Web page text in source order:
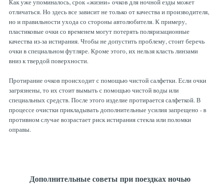
Как уже упоминалось, срок «жизни» очков для ночной езды может
отличаться. Но здесь все зависит не только от качества и производителя,
но и правильности ухода со стороны автолюбителя. К примеру,
пластиковые очки со временем могут потерять поляризационные
качества из-за истирания. Чтобы не допустить проблему, стоит беречь
очки в специальном футляре. Кроме этого, их нельзя класть линзами
вниз к твердой поверхности.
Протирание очков происходит с помощью чистой салфетки. Если очки
загрязнены, то их стоит вымыть с помощью чистой воды или
специальных средств. После этого изделие протирается салфеткой. В
процессе очистки прикладывать дополнительные усилия запрещено - в
противном случае возрастает риск истирания стекла или поломки
оправы.
Дополнительные советы при поездках ночью